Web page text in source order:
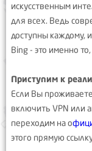
искусственным
для всех. Ведь
доступны каждому,
Bing - это именно
Приступим к
Если Вы
включить VPN или
переходим на о
этого прямую